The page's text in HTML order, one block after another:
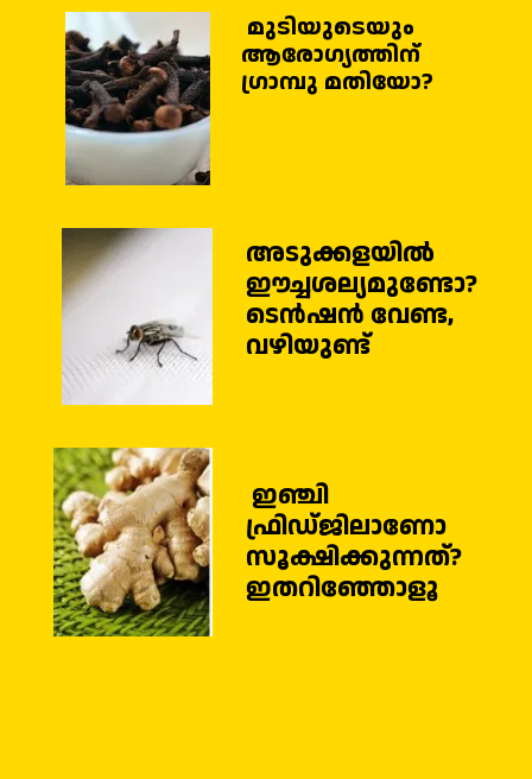
മുടിയുടെയും
ആരോഗ്യത്തിന് ​
ഗ്രാമ്പു മതിയോ?
അടുക്കളയില്‍
ഈച്ചശല്യമുണ്ടോ?
ടെന്‍ഷന്‍ വേണ്ട,
വഴിയുണ്ട്‌
ഇഞ്ചി
ഫ്രിഡ്ജിലാണോ
സൂക്ഷിക്കുന്നത്?
ഇതറിഞ്ഞോളൂ